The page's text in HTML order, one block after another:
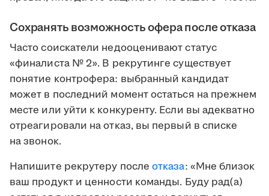
Сохранять возможность офера после отказа
Часто соискатели недооценивают статус
«финалиста № 2». В рекрутинге существует
понятие контрофера: выбранный кандидат
может в последний момент остаться на прежнем
месте или уйти к конкуренту. Если вы адекватно
отреагировали на отказ, вы первый в списке
на звонок.
Напишите рекрутеру послеотказа: «Мне близок
ваш продукт и ценности команды. Буду рад(а)